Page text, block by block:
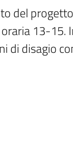
del
13-
di disagio